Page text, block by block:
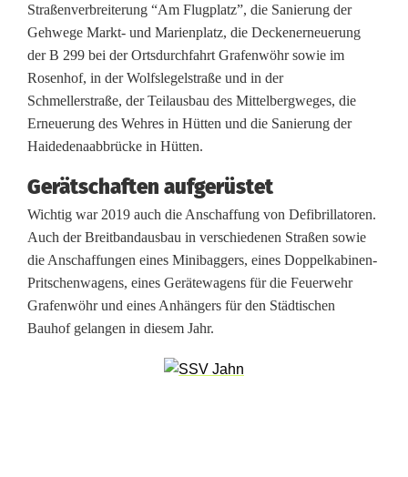
a
h
r
d
e
r
I
n
f
r
Straßenverbreiterung “Am Flugplatz”, die Sanierung der
Gehwege Markt- und Marienplatz, die Deckenerneuerung
der B 299 bei der Ortsdurchfahrt Grafenwöhr sowie im
Rosenhof, in der Wolfslegelstraße und in der
Schmellerstraße, der Teilausbau des Mittelbergweges, die
Erneuerung des Wehres in Hütten und die Sanierung der
Haidedenaabbrücke in Hütten.
Gerätschaften aufgerüstet
Wichtig war 2019 auch die Anschaffung von Defibrillatoren.
Auch der Breitbandausbau in verschiedenen Straßen sowie
die Anschaffungen eines Minibaggers, eines Doppelkabinen-
Pritschenwagens, eines Gerätewagens für die Feuerwehr
Grafenwöhr und eines Anhängers für den Städtischen
Bauhof gelangen in diesem Jahr.